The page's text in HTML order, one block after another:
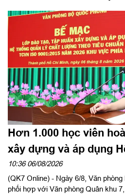
Hơn 1.000 học viên
xây dựng và áp dụng
chất lượng theo Tiêu
TCVN ISO 9001:2015
10:36 06/08/2026
(QK7 Online) - Ngày 6/8, Văn
phối hợp với Văn phòng Quân khu